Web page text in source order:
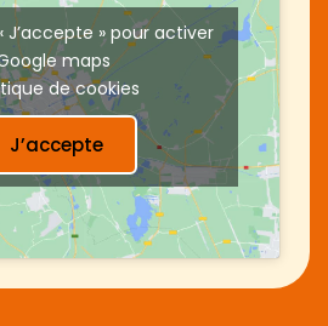
J’accepte » pour activer
maps
de cookies
J’accepte